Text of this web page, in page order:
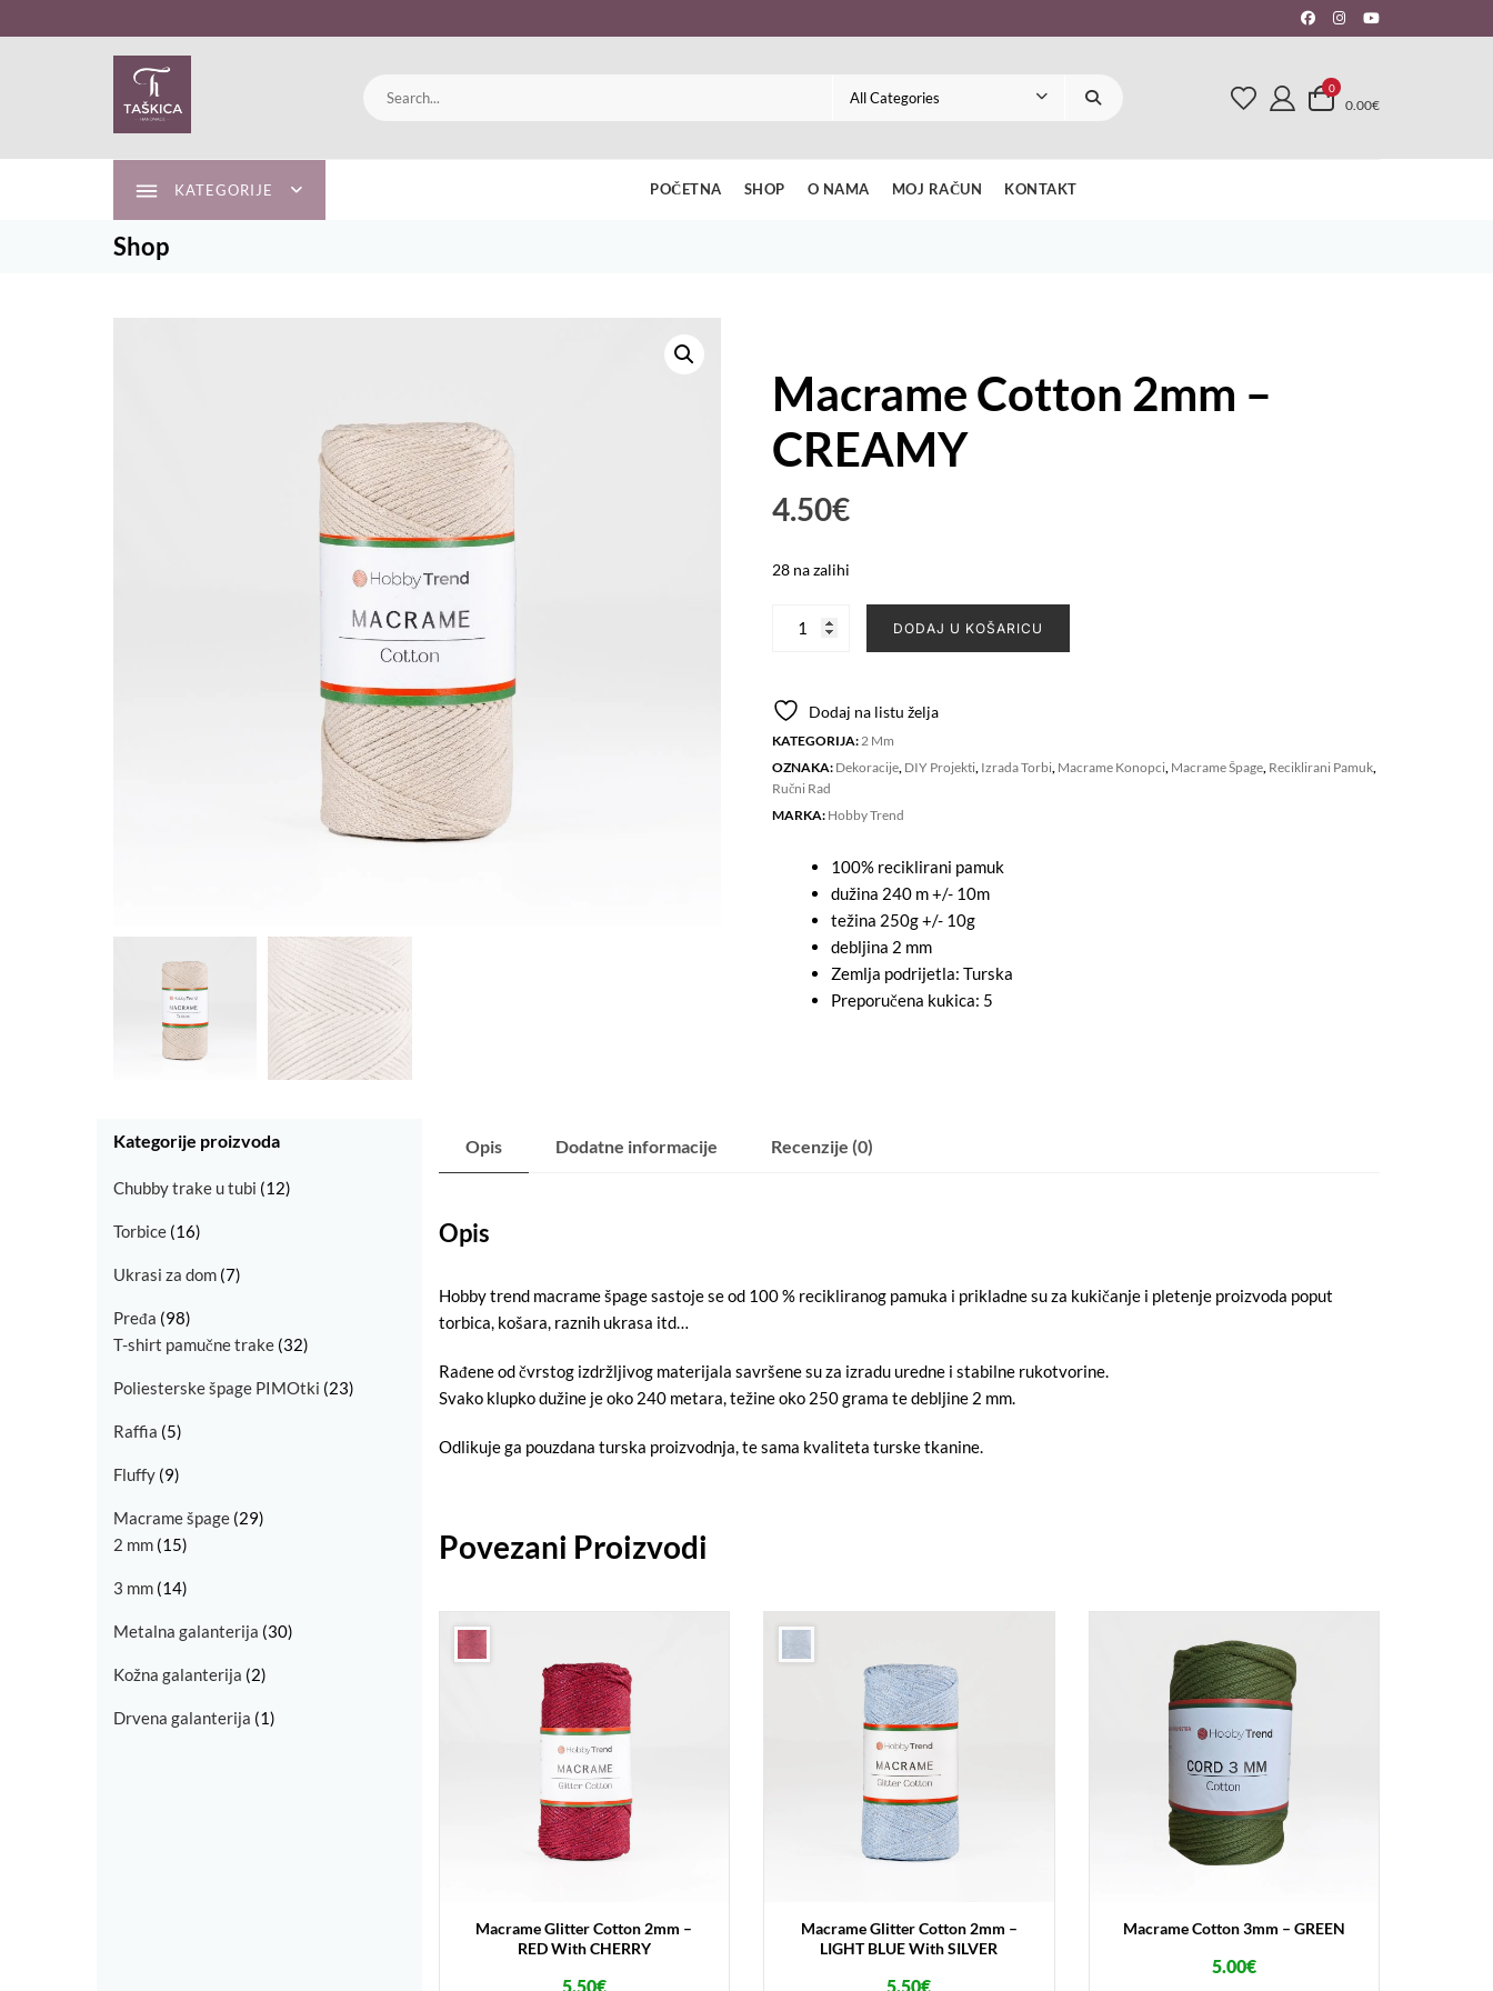
to
0
0.00€
KATEGORIJE POČETNA SHOP O NAMA MOJ RAČUN KONTAKT
Shop
Macrame Cotton 2mm –
CREAMY
4.50€
28 na zalihi
Macrame
CREAMY
količina
DODAJ U KOŠARICU
Dodaj na listu želja
KATEGORIJA: 2 Mm
OZNAKA: Dekoracije, DIY Projekti, Izrada Torbi, Macrame Konopci, Macrame Špage, Reciklirani Pamuk,
Ručni Rad
MARKA: Hobby Trend
100% reciklirani pamuk
dužina 240 m +/- 10m
težina 250g +/- 10g
debljina 2 mm
Zemlja podrijetla: Turska
Preporučena kukica: 5
Kategorije proizvoda
Chubby trake u tubi (12)
Torbice (16)
Ukrasi za dom (7)
Pređa (98)
T-shirt pamučne trake (32)
Poliesterske špage PIMOtki (23)
Raffia (5)
Fluffy (9)
Macrame špage (29)
2 mm (15)
3 mm (14)
Metalna galanterija (30)
Kožna galanterija (2)
Drvena galanterija (1)
Opis Dodatne informacije Recenzije (0)
Opis
Hobby trend macrame špage sastoje se od 100 % recikliranog pamuka i prikladne su za kukičanje i pletenje proizvoda poput
torbica, košara, raznih ukrasa itd…
Rađene od čvrstog izdržljivog materijala savršene su za izradu uredne i stabilne rukotvorine.
Svako klupko dužine je oko 240 metara, težine oko 250 grama te debljine 2 mm.
Odlikuje ga pouzdana turska proizvodnja, te sama kvaliteta turske tkanine.
Povezani Proizvodi
Macrame Glitter Cotton 2mm –
RED With CHERRY
5.50€
Macrame Glitter Cotton 2mm –
LIGHT BLUE With SILVER
5.50€
Macrame Cotton 3mm – GREEN
5.00€